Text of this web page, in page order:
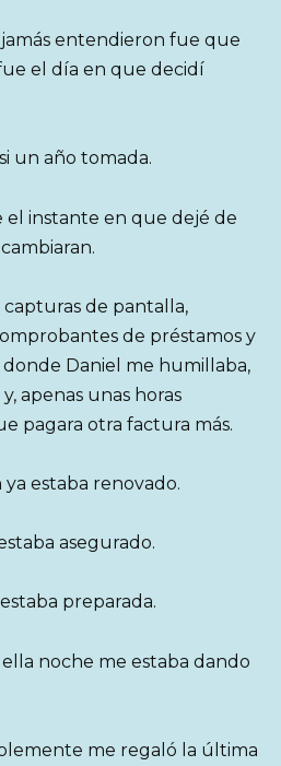
entendieron fue que
el día en que decidí
un año tomada.
el instante en que dejé de
de pantalla,
de préstamos y
donde Daniel me humillaba,
apenas unas horas
pagara otra factura más.
estaba renovado.
asegurado.
preparada.
noche me estaba dando
me regaló la última